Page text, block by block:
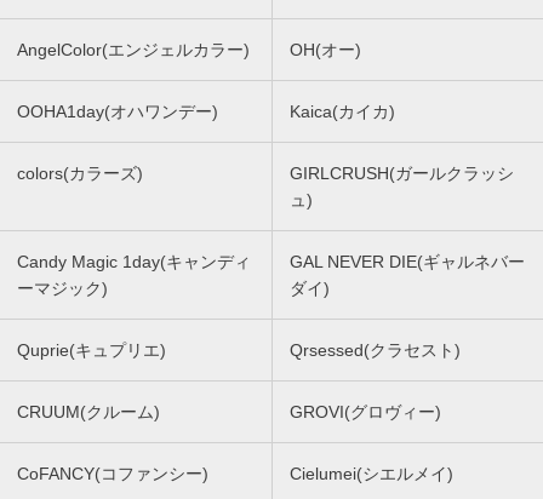
AngelColor(エンジェルカラー) OH(オー)
OOHA1day(オハワンデー) Kaica(カイカ)
colors(カラーズ)
GIRLCRUSH(ガールクラッシ
ュ)
Candy Magic 1day(キャンディ
ーマジック)
GAL NEVER DIE(ギャルネバー
ダイ)
Quprie(キュプリエ) Qrsessed(クラセスト)
CRUUM(クルーム) GROVI(グロヴィー)
CoFANCY(コファンシー) Cielumei(シエルメイ)